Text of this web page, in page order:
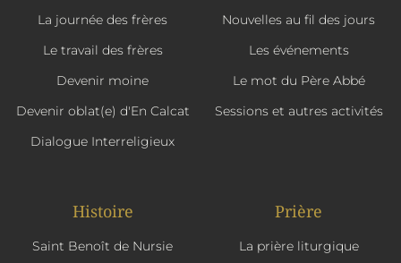
La journée des frères
Le travail des frères
Devenir moine
Devenir oblat(e) d'En Calcat
Dialogue Interreligieux
Nouvelles au fil des jours
Les événements
Le mot du Père Abbé
Sessions et autres activités
Histoire
Saint Benoît de Nursie
Prière
La prière liturgique